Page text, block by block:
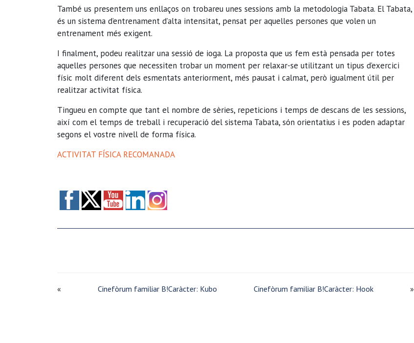
També us presentem uns enllaços on trobareu unes sessions amb la metodologia Tabata. El Tabata,
és un sistema d’entrenament d’alta intensitat, pensat per aquelles persones que volen un
entrenament més exigent.
I finalment, podeu realitzar una sessió de ioga. La proposta que us fem està pensada per totes
aquelles persones que necessiten trobar un moment per relaxar-se utilitzant un tipus d’exercici
físic molt diferent dels esmentats anteriorment, més pausat i calmat, però igualment útil per
realitzar activitat física.
Tingueu en compte que tant el nombre de sèries, repeticions i temps de descans de les sessions,
així com el temps de treball i recuperació del sistema Tabata, són orientatius i es poden adaptar
segons el vostre nivell de forma física.
ACTIVITAT FÍSICA RECOMANADA
« Cinefòrum familiar B!Caràcter: Kubo Cinefòrum familiar B!Caràcter: Hook »